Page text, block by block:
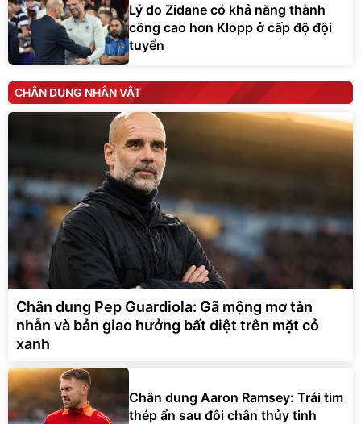
Lý do Zidane có khả năng thành
công cao hơn Klopp ở cấp độ đội
tuyển
CHÂN DUNG NHÂN VẬT
Chân dung Pep Guardiola: Gã mộng mơ tàn
nhẫn và bản giao hưởng bất diệt trên mặt cỏ
xanh
Chân dung Aaron Ramsey: Trái tim
thép ẩn sau đôi chân thủy tinh